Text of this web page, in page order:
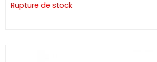
Rupture de stock